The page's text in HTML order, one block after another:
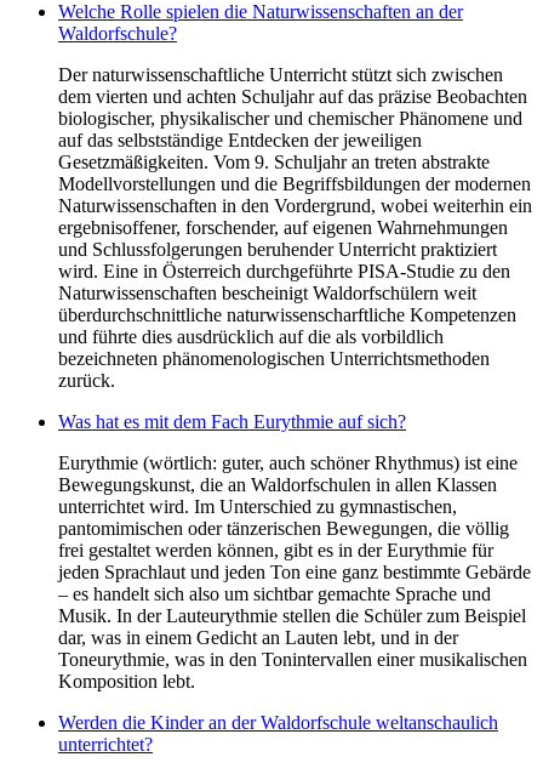
Welche Rolle spielen die Naturwissenschaften an der
Waldorfschule?
Der naturwissenschaftliche Unterricht stützt sich zwischen
dem vierten und achten Schuljahr auf das präzise Beobachten
biologischer, physikalischer und chemischer Phänomene und
auf das selbstständige Entdecken der jeweiligen
Gesetzmäßigkeiten. Vom 9. Schuljahr an treten abstrakte
Modellvorstellungen und die Begriffsbildungen der modernen
Naturwissenschaften in den Vordergrund, wobei weiterhin ein
ergebnisoffener, forschender, auf eigenen Wahrnehmungen
und Schlussfolgerungen beruhender Unterricht praktiziert
wird. Eine in Österreich durchgeführte PISA-Studie zu den
Naturwissenschaften bescheinigt Waldorfschülern weit
überdurchschnittliche naturwissenscharftliche Kompetenzen
und führte dies ausdrücklich auf die als vorbildlich
bezeichneten phänomenologischen Unterrichtsmethoden
zurück.
Was hat es mit dem Fach Eurythmie auf sich?
Eurythmie (wörtlich: guter, auch schöner Rhythmus) ist eine
Bewegungskunst, die an Waldorfschulen in allen Klassen
unterrichtet wird. Im Unterschied zu gymnastischen,
pantomimischen oder tänzerischen Bewegungen, die völlig
frei gestaltet werden können, gibt es in der Eurythmie für
jeden Sprachlaut und jeden Ton eine ganz bestimmte Gebärde
– es handelt sich also um sichtbar gemachte Sprache und
Musik. In der Lauteurythmie stellen die Schüler zum Beispiel
dar, was in einem Gedicht an Lauten lebt, und in der
Toneurythmie, was in den Tonintervallen einer musikalischen
Komposition lebt.
Werden die Kinder an der Waldorfschule weltanschaulich
unterrichtet?